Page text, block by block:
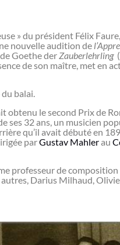
» du président Félix
nouvelle audition de
Goethe der Zauberlehrling(
de son maître, met en
balai.
obtenu le second Prix de
32 ans, un musicien
qu’il avait débuté en
parGustav Mahlerau
professeur de
Darius Milhaud,